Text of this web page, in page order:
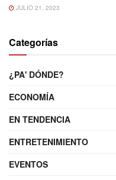
JULIO 21, 2023
Categorías
¿PA' DÓNDE?
ECONOMÍA
EN TENDENCIA
ENTRETENIMIENTO
EVENTOS